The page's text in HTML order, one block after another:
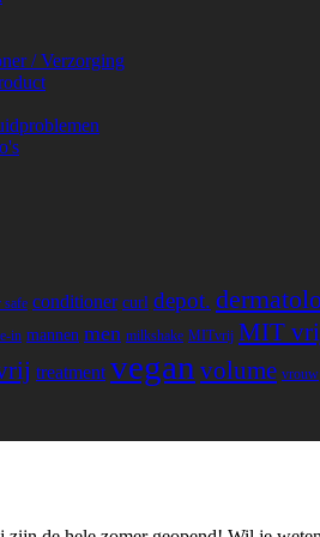
/ Verzorging
safe conditioner curl depot.
in mannen men milkshake MITvrij MIT
treatment vegan volume vrouw